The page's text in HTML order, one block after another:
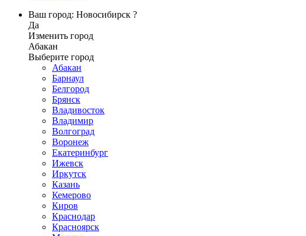
Ваш город: Новосибирск ?
Да
Изменить город
Абакан
Выберите город
Абакан
Барнаул
Белгород
Брянск
Владивосток
Владимир
Волгоград
Воронеж
Екатеринбург
Ижевск
Иркутск
Казань
Кемерово
Киров
Краснодар
Красноярск